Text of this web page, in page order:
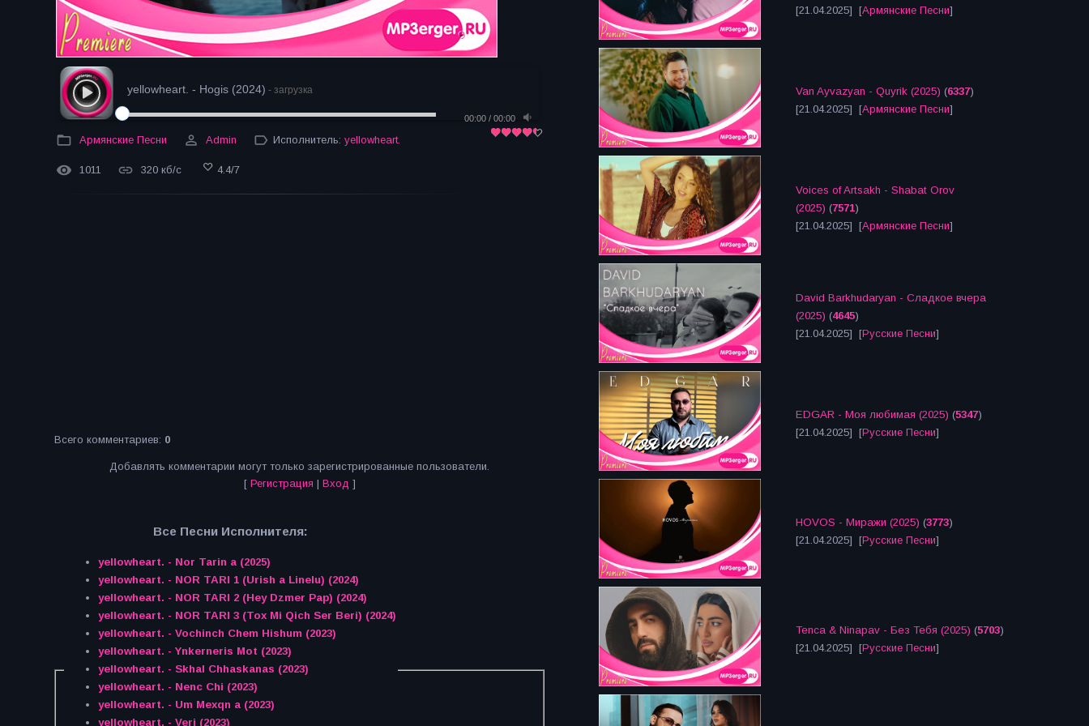
yellowheart. - Hogis (2024) - загрузка
00:00 / 00:00
Армянские Песни Admin Исполнитель: yellowheart.
1011 320 кб/с 4.4/7
Всего комментариев: 0
Добавлять комментарии могут только зарегистрированные пользователи.
[ Регистрация | Вход ]
Все Песни Исполнителя:
yellowheart. - Nor Tarin a (2025)
yellowheart. - NOR TARI 1 (Urish a Linelu) (2024)
yellowheart. - NOR TARI 2 (Hey Dzmer Pap) (2024)
yellowheart. - NOR TARI 3 (Tox Mi Qich Ser Beri) (2024)
yellowheart. - Vochinch Chem Hishum (2023)
yellowheart. - Ynkerneris Mot (2023)
yellowheart. - Skhal Chhaskanas (2023)
yellowheart. - Nenc Chi (2023)
yellowheart. - Um Mexqn a (2023)
yellowheart. - Verj (2023)
[21.04.2025] [Армянские Песни]
Van Ayvazyan - Quyrik (2025) (6337)
[21.04.2025] [Армянские Песни]
Voices of Artsakh - Shabat Orov
(2025) (7571)
[21.04.2025] [Армянские Песни]
David Barkhudaryan - Сладкое вчера
(2025) (4645)
[21.04.2025] [Русские Песни]
EDGAR - Моя любимая (2025) (5347)
[21.04.2025] [Русские Песни]
HOVOS - Миражи (2025) (3773)
[21.04.2025] [Русские Песни]
Tenca & Ninapav - Без Тебя (2025) (5703)
[21.04.2025] [Русские Песни]